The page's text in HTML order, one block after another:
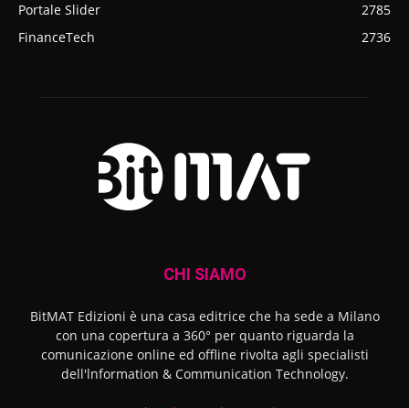
Portale Slider
2785
FinanceTech
2736
CHI SIAMO
BitMAT Edizioni è una casa editrice che ha sede a Milano
con una copertura a 360° per quanto riguarda la
comunicazione online ed offline rivolta agli specialisti
dell'lnformation & Communication Technology.